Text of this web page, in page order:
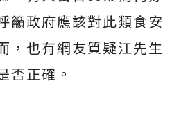
籲政府應該對此類食安
，也有網友質疑江先生
否正確。